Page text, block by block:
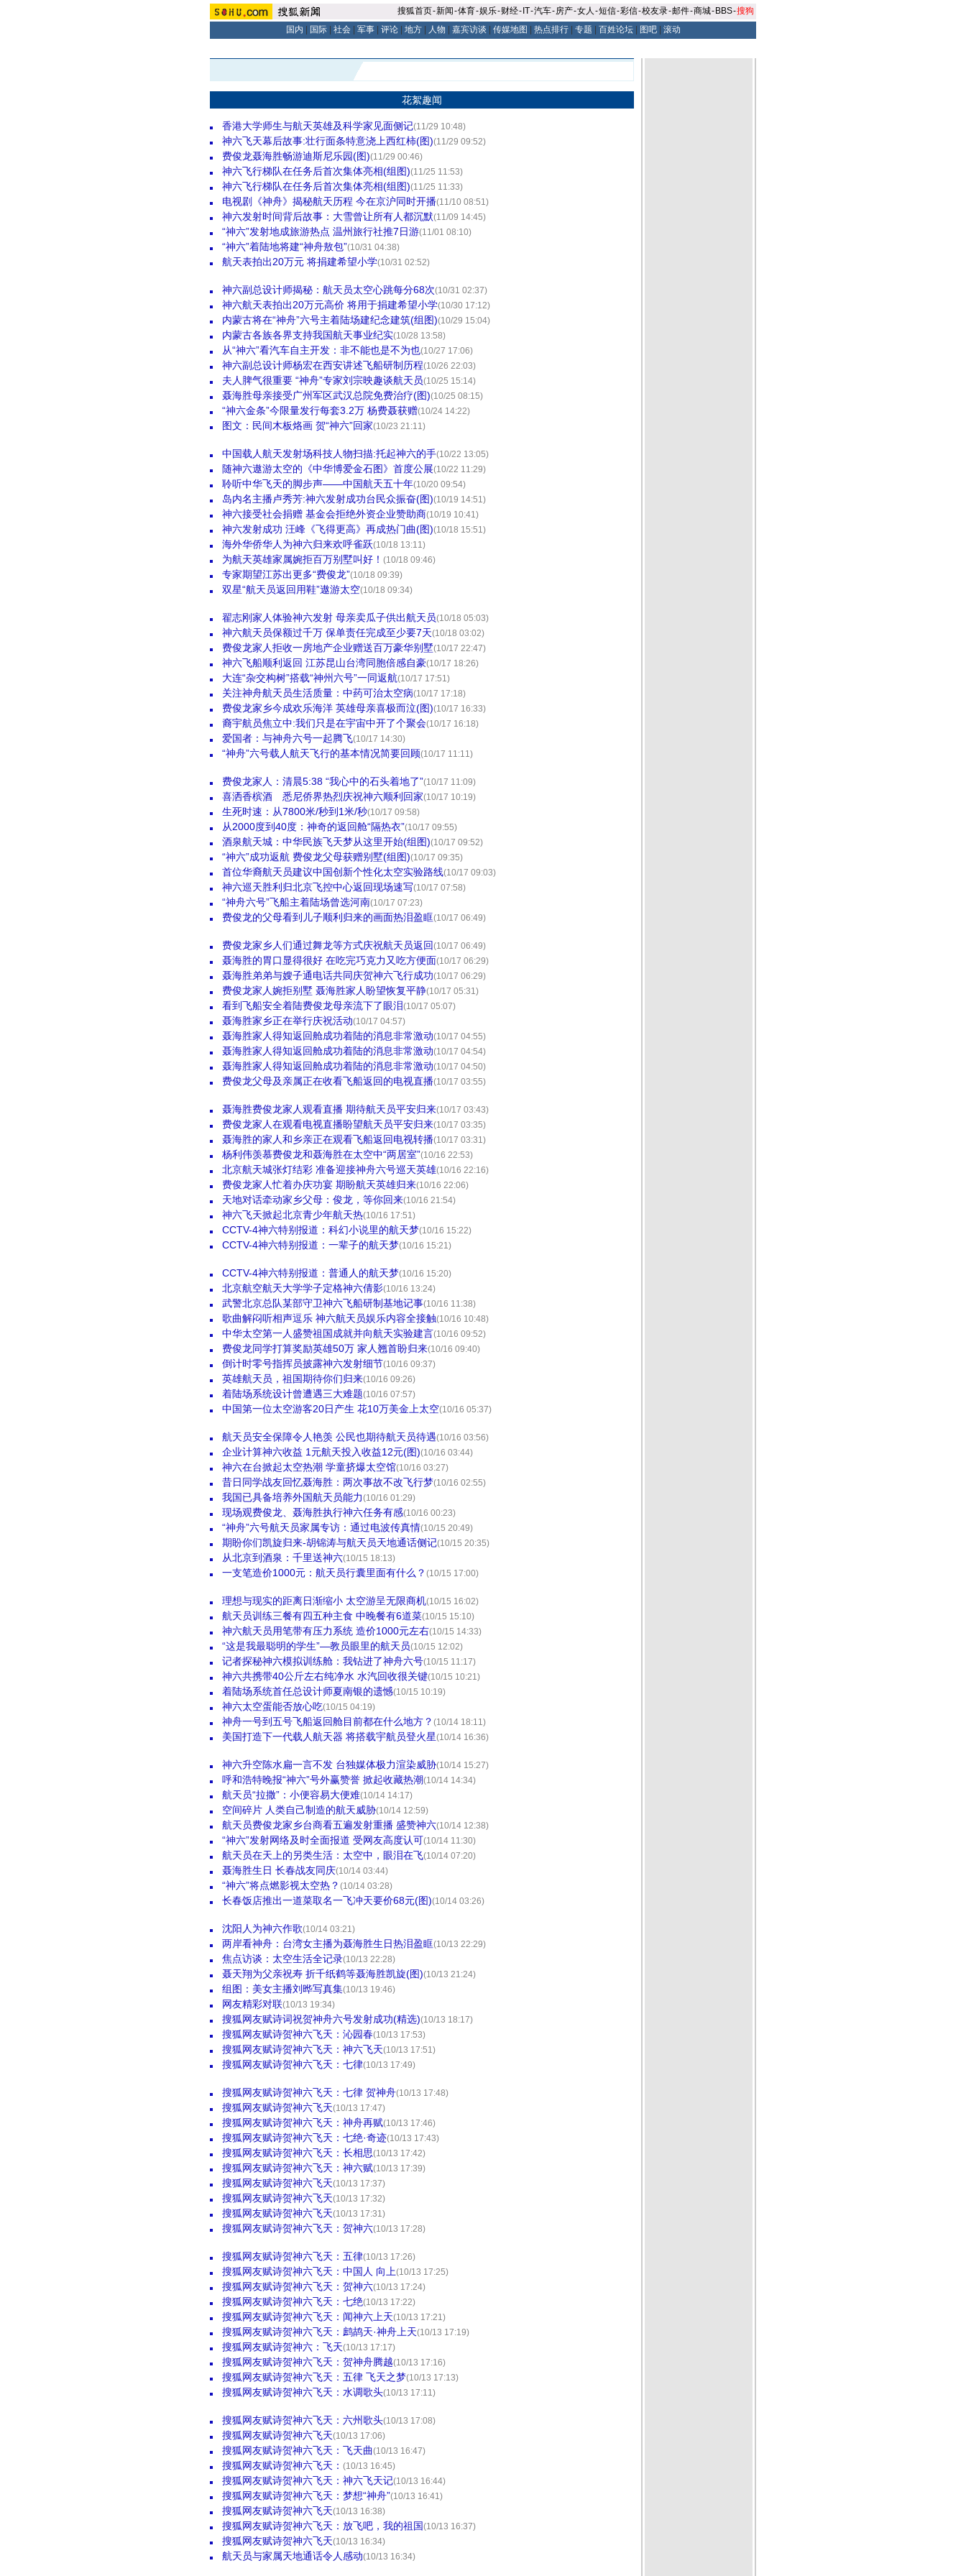
搜狐首页-新闻-体育-娱乐-财经- IT-汽车-房产-女人 -短信-彩信-校友录-邮件-商城- BBS-搜狗
国内
国际| 社会| 军事| 评论| 地方| 人物 嘉宾访谈 传媒地图 热点排行| 专题 百姓论坛| 图吧| 滚动
花絮趣闻
香港大学师生与航天英雄及科学家见面侧记(11/29 10:48)
神六飞天幕后故事:壮行面条特意浇上西红柿(图)(11/29 09:52)
费俊龙聂海胜畅游迪斯尼乐园(图)(11/29 00:46)
神六飞行梯队在任务后首次集体亮相(组图)(11/25 11:53)
神六飞行梯队在任务后首次集体亮相(组图)(11/25 11:33)
电视剧《神舟》揭秘航天历程 今在京沪同时开播(11/10 08:51)
神六发射时间背后故事：大雪曾让所有人都沉默(11/09 14:45)
“神六”发射地成旅游热点 温州旅行社推7日游(11/01 08:10)
“神六”着陆地将建“神舟敖包”(10/31 04:38)
航天表拍出20万元 将捐建希望小学(10/31 02:52)
神六副总设计师揭秘：航天员太空心跳每分68次(10/31 02:37)
神六航天表拍出20万元高价 将用于捐建希望小学(10/30 17:12)
内蒙古将在“神舟”六号主着陆场建纪念建筑(组图)(10/29 15:04)
内蒙古各族各界支持我国航天事业纪实(10/28 13:58)
从“神六”看汽车自主开发：非不能也是不为也(10/27 17:06)
神六副总设计师杨宏在西安讲述飞船研制历程(10/26 22:03)
夫人脾气很重要 “神舟”专家刘宗映趣谈航天员(10/25 15:14)
聂海胜母亲接受广州军区武汉总院免费治疗(图)(10/25 08:15)
“神六金条”今限量发行每套3.2万 杨费聂获赠(10/24 14:22)
图文：民间木板烙画 贺“神六”回家(10/23 21:11)
中国载人航天发射场科技人物扫描:托起神六的手(10/22 13:05)
随神六遨游太空的《中华博爱金石图》首度公展(10/22 11:29)
聆听中华飞天的脚步声——中国航天五十年(10/20 09:54)
岛内名主播卢秀芳:神六发射成功台民众振奋(图)(10/19 14:51)
神六接受社会捐赠 基金会拒绝外资企业赞助商(10/19 10:41)
神六发射成功 汪峰《飞得更高》再成热门曲(图)(10/18 15:51)
海外华侨华人为神六归来欢呼雀跃(10/18 13:11)
为航天英雄家属婉拒百万别墅叫好！ (10/18 09:46)
专家期望江苏出更多“费俊龙”(10/18 09:39)
双星“航天员返回用鞋”遨游太空(10/18 09:34)
翟志刚家人体验神六发射 母亲卖瓜子供出航天员(10/18 05:03)
神六航天员保额过千万 保单责任完成至少要7天(10/18 03:02)
费俊龙家人拒收一房地产企业赠送百万豪华别墅(10/17 22:47)
神六飞船顺利返回 江苏昆山台湾同胞倍感自豪(10/17 18:26)
大连“杂交构树”搭载“神州六号”一同返航(10/17 17:51)
关注神舟航天员生活质量：中药可治太空病(10/17 17:18)
费俊龙家乡今成欢乐海洋 英雄母亲喜极而泣(图)(10/17 16:33)
裔宇航员焦立中:我们只是在宇宙中开了个聚会(10/17 16:18)
爱国者：与神舟六号一起腾飞(10/17 14:30)
“神舟”六号载人航天飞行的基本情况简要回顾(10/17 11:11)
费俊龙家人：清晨5:38 “我心中的石头着地了”(10/17 11:09)
喜洒香槟酒 悉尼侨界热烈庆祝神六顺利回家(10/17 10:19)
生死时速：从7800米/秒到1米/秒(10/17 09:58)
从2000度到40度：神奇的返回舱“隔热衣”(10/17 09:55)
酒泉航天城：中华民族飞天梦从这里开始(组图)(10/17 09:52)
“神六”成功返航 费俊龙父母获赠别墅(组图)(10/17 09:35)
首位华裔航天员建议中国创新个性化太空实验路线(10/17 09:03)
神六巡天胜利归北京飞控中心返回现场速写(10/17 07:58)
“神舟六号”飞船主着陆场曾选河南(10/17 07:23)
费俊龙的父母看到儿子顺利归来的画面热泪盈眶(10/17 06:49)
费俊龙家乡人们通过舞龙等方式庆祝航天员返回(10/17 06:49)
聂海胜的胃口显得很好 在吃完巧克力又吃方便面(10/17 06:29)
聂海胜弟弟与嫂子通电话共同庆贺神六飞行成功(10/17 06:29)
费俊龙家人婉拒别墅 聂海胜家人盼望恢复平静(10/17 05:31)
看到飞船安全着陆费俊龙母亲流下了眼泪(10/17 05:07)
聂海胜家乡正在举行庆祝活动(10/17 04:57)
聂海胜家人得知返回舱成功着陆的消息非常激动(10/17 04:55)
聂海胜家人得知返回舱成功着陆的消息非常激动(10/17 04:54)
聂海胜家人得知返回舱成功着陆的消息非常激动(10/17 04:50)
费俊龙父母及亲属正在收看飞船返回的电视直播(10/17 03:55)
聂海胜费俊龙家人观看直播 期待航天员平安归来(10/17 03:43)
费俊龙家人在观看电视直播盼望航天员平安归来(10/17 03:35)
聂海胜的家人和乡亲正在观看飞船返回电视转播(10/17 03:31)
杨利伟羡慕费俊龙和聂海胜在太空中“两居室”(10/16 22:53)
北京航天城张灯结彩 准备迎接神舟六号巡天英雄(10/16 22:16)
费俊龙家人忙着办庆功宴 期盼航天英雄归来(10/16 22:06)
天地对话牵动家乡父母：俊龙，等你回来(10/16 21:54)
神六飞天掀起北京青少年航天热(10/16 17:51)
CCTV-4神六特别报道：科幻小说里的航天梦(10/16 15:22)
CCTV-4神六特别报道：一辈子的航天梦(10/16 15:21)
CCTV-4神六特别报道：普通人的航天梦(10/16 15:20)
北京航空航天大学学子定格神六倩影(10/16 13:24)
武警北京总队某部守卫神六飞船研制基地记事(10/16 11:38)
歌曲解闷听相声逗乐 神六航天员娱乐内容全接触(10/16 10:48)
中华太空第一人盛赞祖国成就并向航天实验建言(10/16 09:52)
费俊龙同学打算奖励英雄50万 家人翘首盼归来(10/16 09:40)
倒计时零号指挥员披露神六发射细节(10/16 09:37)
英雄航天员，祖国期待你们归来(10/16 09:26)
着陆场系统设计曾遭遇三大难题(10/16 07:57)
中国第一位太空游客20日产生 花10万美金上太空(10/16 05:37)
航天员安全保障令人艳羡 公民也期待航天员待遇(10/16 03:56)
企业计算神六收益 1元航天投入收益12元(图)(10/16 03:44)
神六在台掀起太空热潮 学童挤爆太空馆(10/16 03:27)
昔日同学战友回忆聂海胜：两次事故不改飞行梦(10/16 02:55)
我国已具备培养外国航天员能力(10/16 01:29)
现场观费俊龙、聂海胜执行神六任务有感(10/16 00:23)
“神舟”六号航天员家属专访：通过电波传真情(10/15 20:49)
期盼你们凯旋归来-胡锦涛与航天员天地通话侧记(10/15 20:35)
从北京到酒泉：千里送神六(10/15 18:13)
一支笔造价1000元：航天员行囊里面有什么？ (10/15 17:00)
理想与现实的距离日渐缩小 太空游呈无限商机(10/15 16:02)
航天员训练三餐有四五种主食 中晚餐有6道菜(10/15 15:10)
神六航天员用笔带有压力系统 造价1000元左右(10/15 14:33)
“这是我最聪明的学生”—教员眼里的航天员(10/15 12:02)
记者探秘神六模拟训练舱：我钻进了神舟六号(10/15 11:17)
神六共携带40公斤左右纯净水 水汽回收很关键(10/15 10:21)
着陆场系统首任总设计师夏南银的遗憾(10/15 10:19)
神六太空蛋能否放心吃(10/15 04:19)
神舟一号到五号飞船返回舱目前都在什么地方？ (10/14 18:11)
美国打造下一代载人航天器 将搭载宇航员登火星(10/14 16:36)
神六升空陈水扁一言不发 台独媒体极力渲染威胁(10/14 15:27)
呼和浩特晚报“神六”号外赢赞誉 掀起收藏热潮(10/14 14:34)
航天员“拉撒”：小便容易大便难(10/14 14:17)
空间碎片 人类自己制造的航天威胁(10/14 12:59)
航天员费俊龙家乡台商看五遍发射重播 盛赞神六(10/14 12:38)
“神六”发射网络及时全面报道 受网友高度认可(10/14 11:30)
航天员在天上的另类生活：太空中，眼泪在飞(10/14 07:20)
聂海胜生日 长春战友同庆(10/14 03:44)
“神六”将点燃影视太空热？ (10/14 03:28)
长春饭店推出一道菜取名一飞冲天要价68元(图)(10/14 03:26)
沈阳人为神六作歌(10/14 03:21)
两岸看神舟：台湾女主播为聂海胜生日热泪盈眶(10/13 22:29)
焦点访谈：太空生活全记录(10/13 22:28)
聂天翔为父亲祝寿 折千纸鹤等聂海胜凯旋(图)(10/13 21:24)
组图：美女主播刘晔写真集(10/13 19:46)
网友精彩对联(10/13 19:34)
搜狐网友赋诗词祝贺神舟六号发射成功(精选)(10/13 18:17)
搜狐网友赋诗贺神六飞天：沁园春(10/13 17:53)
搜狐网友赋诗贺神六飞天：神六飞天(10/13 17:51)
搜狐网友赋诗贺神六飞天：七律(10/13 17:49)
搜狐网友赋诗贺神六飞天：七律 贺神舟(10/13 17:48)
搜狐网友赋诗贺神六飞天(10/13 17:47)
搜狐网友赋诗贺神六飞天：神舟再赋(10/13 17:46)
搜狐网友赋诗贺神六飞天：七绝·奇迹(10/13 17:43)
搜狐网友赋诗贺神六飞天：长相思(10/13 17:42)
搜狐网友赋诗贺神六飞天：神六赋(10/13 17:39)
搜狐网友赋诗贺神六飞天(10/13 17:37)
搜狐网友赋诗贺神六飞天(10/13 17:32)
搜狐网友赋诗贺神六飞天(10/13 17:31)
搜狐网友赋诗贺神六飞天：贺神六(10/13 17:28)
搜狐网友赋诗贺神六飞天：五律(10/13 17:26)
搜狐网友赋诗贺神六飞天：中国人 向上(10/13 17:25)
搜狐网友赋诗贺神六飞天：贺神六(10/13 17:24)
搜狐网友赋诗贺神六飞天：七绝(10/13 17:22)
搜狐网友赋诗贺神六飞天：闻神六上天(10/13 17:21)
搜狐网友赋诗贺神六飞天：鹧鸪天·神舟上天(10/13 17:19)
搜狐网友赋诗贺神六：飞天(10/13 17:17)
搜狐网友赋诗贺神六飞天：贺神舟腾越(10/13 17:16)
搜狐网友赋诗贺神六飞天：五律 飞天之梦(10/13 17:13)
搜狐网友赋诗贺神六飞天：水调歌头(10/13 17:11)
搜狐网友赋诗贺神六飞天：六州歌头(10/13 17:08)
搜狐网友赋诗贺神六飞天(10/13 17:06)
搜狐网友赋诗贺神六飞天：飞天曲(10/13 16:47)
搜狐网友赋诗贺神六飞天： (10/13 16:45)
搜狐网友赋诗贺神六飞天：神六飞天记(10/13 16:44)
搜狐网友赋诗贺神六飞天：梦想“神舟”(10/13 16:41)
搜狐网友赋诗贺神六飞天(10/13 16:38)
搜狐网友赋诗贺神六飞天：放飞吧，我的祖国(10/13 16:37)
搜狐网友赋诗贺神六飞天(10/13 16:34)
航天员与家属天地通话令人感动(10/13 16:34)